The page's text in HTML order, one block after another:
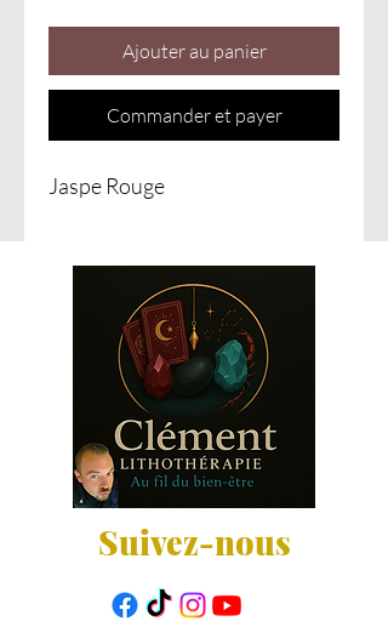
Ajouter au panier
Commander et payer
Jaspe Rouge
Suivez-nous